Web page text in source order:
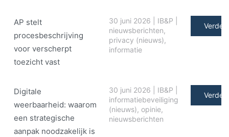
AP stelt
procesbeschrijving
voor verscherpt
toezicht vast
30 juni 2026 IB&P
nieuwsberichten,
privacy (nieuws),
informatie
Verder
Digitale
weerbaarheid: waarom
een strategische
aanpak noodzakelijk is
30 juni 2026 IB&P
informatiebeveiliging
(nieuws), opinie,
nieuwsberichten
Verder